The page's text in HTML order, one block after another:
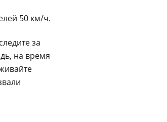
50 км/ч.
за
на время